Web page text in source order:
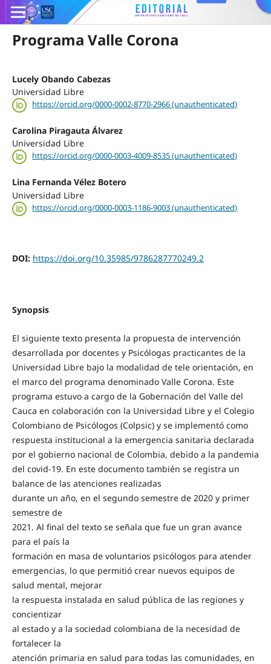
Programa Valle Corona
Lucely Obando Cabezas
Universidad Libre
https://orcid.org/0000-0002-8770-2966 (unauthenticated)
Carolina Piragauta Álvarez
Universidad Libre
https://orcid.org/0000-0003-4009-8535 (unauthenticated)
Lina Fernanda Vélez Botero
Universidad Libre
https://orcid.org/0000-0003-1186-9003 (unauthenticated)
DOI: https://doi.org/10.35985/9786287770249.2
Synopsis
El siguiente texto presenta la propuesta de intervención
desarrollada por docentes y Psicólogas practicantes de la
Universidad Libre bajo la modalidad de tele orientación, en
el marco del programa denominado Valle Corona. Este
programa estuvo a cargo de la Gobernación del Valle del
Cauca en colaboración con la Universidad Libre y el Colegio
Colombiano de Psicólogos (Colpsic) y se implementó como
respuesta institucional a la emergencia sanitaria declarada
por el gobierno nacional de Colombia, debido a la pandemia
del covid-19. En este documento también se registra un
balance de las atenciones realizadas
durante un año, en el segundo semestre de 2020 y primer
semestre de
2021. Al final del texto se señala que fue un gran avance
para el país la
formación en masa de voluntarios psicólogos para atender
emergencias, lo que permitió crear nuevos equipos de
salud mental, mejorar
la respuesta instalada en salud pública de las regiones y
concientizar
al estado y a la sociedad colombiana de la necesidad de
fortalecer la
atención primaria en salud para todas las comunidades, en